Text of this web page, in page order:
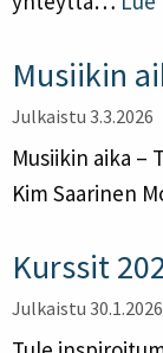
Musiikin
Julkaistu 3.3.2026
Musiikin aika –
Kim Saarinen
Kurssit
Julkaistu 30.1.2026